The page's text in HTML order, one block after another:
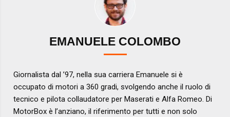
EMANUELE COLOMBO
Giornalista dal ’97, nella sua carriera Emanuele si è
occupato di motori a 360 gradi, svolgendo anche il ruolo di
tecnico e pilota collaudatore per Maserati e Alfa Romeo. Di
MotorBox è l’anziano, il riferimento per tutti e non solo